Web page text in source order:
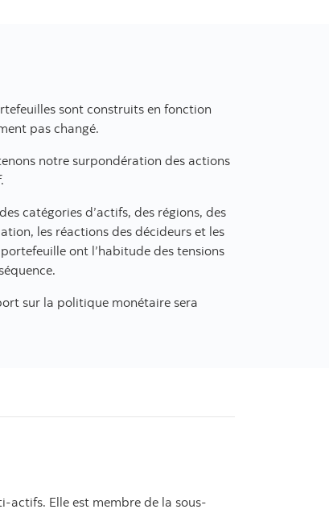
sont construits en fonction
pas changé.
notre surpondération des actions
catégories d’actifs, des régions, des
les réactions des décideurs et les
ont l’habitude des tensions
sur la politique monétaire sera
actifs. Elle est membre de la sous-